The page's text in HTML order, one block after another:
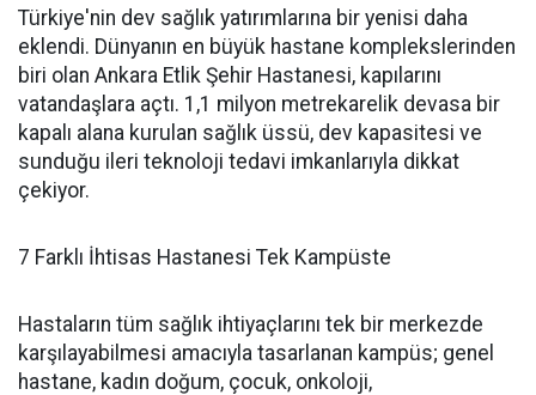
Türkiye'nin dev sağlık yatırımlarına bir yenisi daha
eklendi. Dünyanın en büyük hastane komplekslerinden
biri olan Ankara Etlik Şehir Hastanesi, kapılarını
vatandaşlara açtı. 1,1 milyon metrekarelik devasa bir
kapalı alana kurulan sağlık üssü, dev kapasitesi ve
sunduğu ileri teknoloji tedavi imkanlarıyla dikkat
çekiyor.
7 Farklı İhtisas Hastanesi Tek Kampüste
Hastaların tüm sağlık ihtiyaçlarını tek bir merkezde
karşılayabilmesi amacıyla tasarlanan kampüs; genel
hastane, kadın doğum, çocuk, onkoloji,